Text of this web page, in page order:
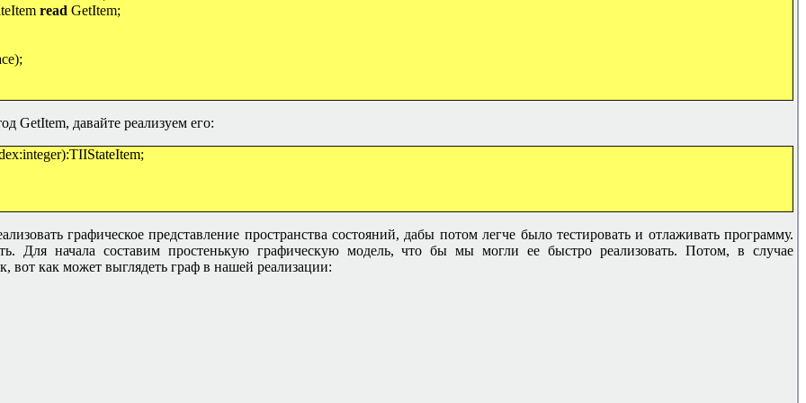
read GetItem;
GetItem, давайте реализуем его:
графическое представление пространства состояний, дабы потом легче было тестировать и отлаживать программу.
Для начала составим простенькую графическую модель, что бы мы могли ее быстро реализовать. Потом, в случае
вот как может выглядеть граф в нашей реализации: